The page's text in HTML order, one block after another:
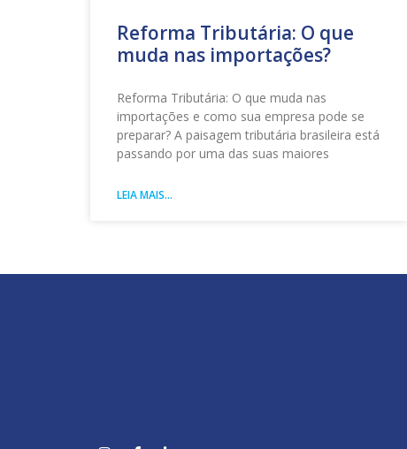
Reforma Tributária: O que
muda nas importações?
Reforma Tributária: O que muda nas
importações e como sua empresa pode se
preparar? A paisagem tributária brasileira está
passando por uma das suas maiores
LEIA MAIS...